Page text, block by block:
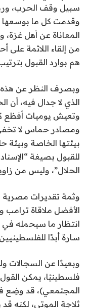
سبيل وقف الحرب،
وقدمت كل ما بوسعها
المعاناة عن أهل غزة،
من إلقاء اللائمة على
هم بوارد القبول
وبصرف النظر عن هذه
الذي لا جدال فيه،
وتعيش يوميات أفظع
ومصادر حماس لا
بيئتها الخاصة وبيئة
للقبول بصيغة
الحلال”، وليس من
وثمة تقديرات
الأفضل ملاقاة ترامب
انتظار ما سيحمله
سارة أبدًا
وبعيدًا عن السجالات
فلسطينيًا، يمكن
المجتمعي)، قد وضِع
ثلاجة الموتى، لكنه